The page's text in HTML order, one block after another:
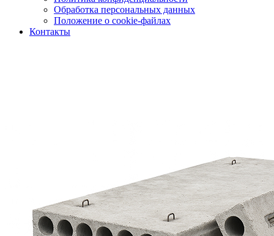
Обработка персональных данных
Положение о cookie-файлах
Контакты